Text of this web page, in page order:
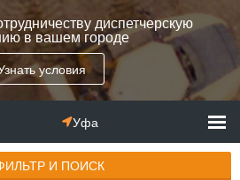
диспетчерскую
в вашем городе
условия
Уфа
И ПОИСК